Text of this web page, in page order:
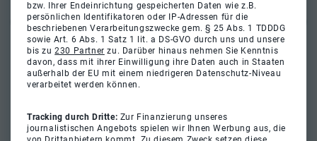
bzw. Ihrer Endeinrichtung gespeicherten Daten wie z.B.
persönlichen Identifikatoren oder IP-Adressen für die
beschriebenen Verarbeitungszwecke gem. § 25 Abs. 1 TDDDG
sowie Art. 6 Abs. 1 Satz 1 lit. a DS-GVO durch uns und unsere
bis zu230 Partner zu. Darüber hinaus nehmen Sie Kenntnis
davon, dass mit ihrer Einwilligung ihre Daten auch in Staaten
außerhalb der EU mit einem niedrigeren Datenschutz-Niveau
verarbeitet werden können.
Tracking durch Dritte: Zur Finanzierung unseres
journalistischen Angebots spielen wir Ihnen Werbung aus, die